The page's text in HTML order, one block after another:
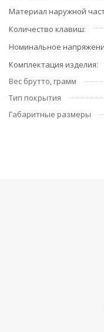
Материал наружной
Количество клавиш
Номинальное
Комплектация изделия
Вес брутто, грамм
Тип покрытия
Габаритные размеры